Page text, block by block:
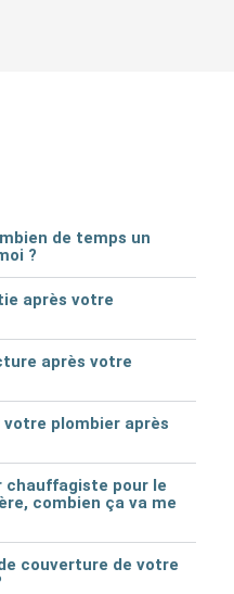
de temps un
?
après votre
après votre
plombier après
chauffagiste pour le
combien ça va me
couverture de votre